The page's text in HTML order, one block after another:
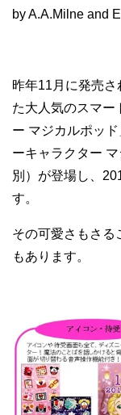
by A.A.Milne and
昨年11月に発売
た大人気のスマー
ー マジカルポッ
ーキャラクター
別）が登場し、
す。
その可愛さもさる
もあります。